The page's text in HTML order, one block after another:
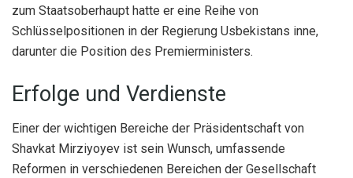
zum Staatsoberhaupt hatte er eine Reihe von
Schlüsselpositionen in der Regierung Usbekistans inne,
darunter die Position des Premierministers.
Erfolge und Verdienste
Einer der wichtigen Bereiche der Präsidentschaft von
Shavkat Mirziyoyev ist sein Wunsch, umfassende
Reformen in verschiedenen Bereichen der Gesellschaft